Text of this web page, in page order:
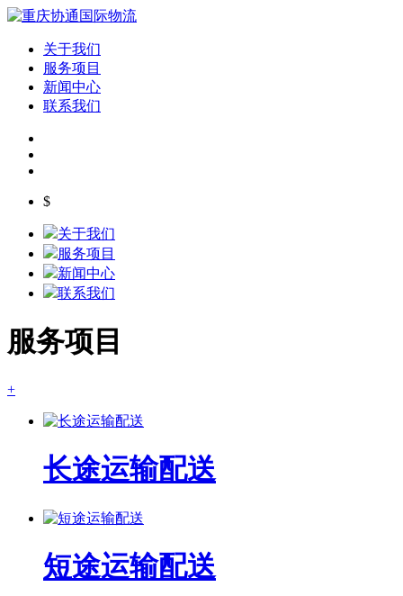
关于我们
服务项目
新闻中心
联系我们
$
关于我们
服务项目
新闻中心
联系我们
服务项目
+
长途运输配送
短途运输配送